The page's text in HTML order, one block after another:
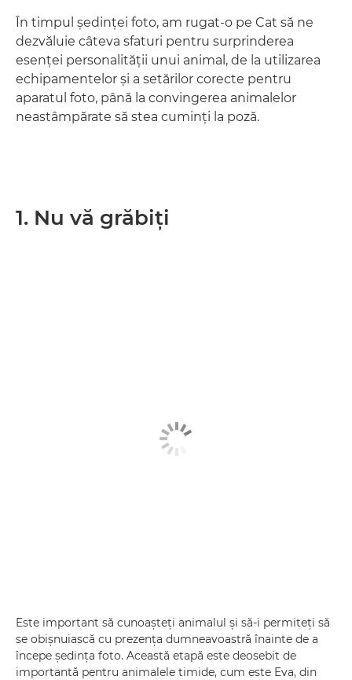
În timpul şedinţei foto, am rugat-o pe Cat să ne
dezvăluie câteva sfaturi pentru surprinderea
esenţei personalităţii unui animal, de la utilizarea
echipamentelor şi a setărilor corecte pentru
aparatul foto, până la convingerea animalelor
neastâmpărate să stea cuminţi la poză.
1. Nu vă grăbiţi
Este important să cunoaşteţi animalul şi să-i permiteţi să
se obişnuiască cu prezenţa dumneavoastră înainte de a
începe şedinţa foto. Această etapă este deosebit de
importantă pentru animalele timide, cum este Eva, din